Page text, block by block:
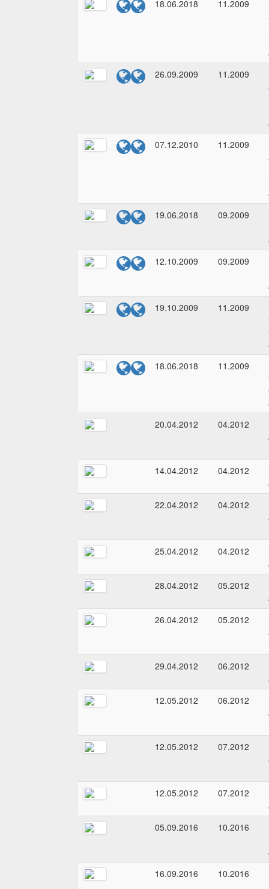
18.06.2018 11.2009
26.09.2009
11.2009
07.12.2010
11.2009
19.06.2018
09.2009
12.10.2009
09.2009
19.10.2009
11.2009
18.06.2018
11.2009
20.04.2012
04.2012
14.04.2012 04.2012
22.04.2012
04.2012
25.04.2012 04.2012
28.04.2012
05.2012
26.04.2012
05.2012
29.04.2012 06.2012
12.05.2012
06.2012
12.05.2012 07.2012
12.05.2012 07.2012
05.09.2016
10.2016
16.09.2016
10.2016